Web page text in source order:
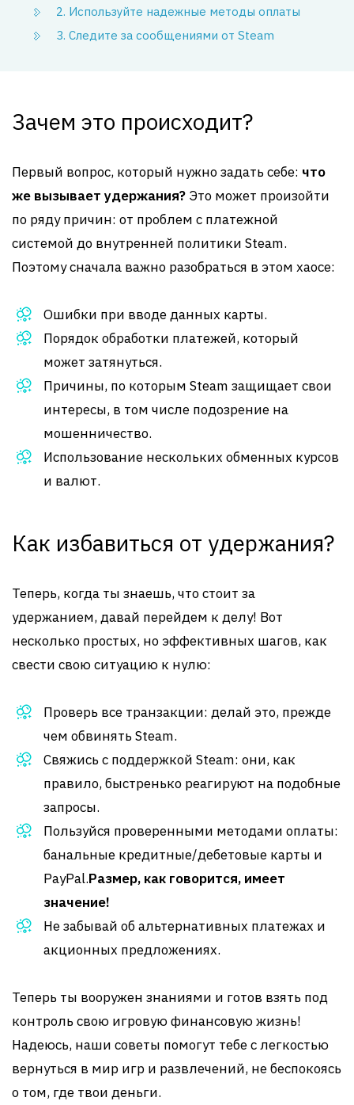
2. Используйте надежные методы оплаты
3. Следите за сообщениями от Steam
Зачем это происходит?
Первый вопрос, который нужно задать себе: что
же вызывает удержания? Это может произойти
по ряду причин: от проблем с платежной
системой до внутренней политики Steam.
Поэтому сначала важно разобраться в этом хаосе:
Ошибки при вводе данных карты.
Порядок обработки платежей, который
может затянуться.
Причины, по которым Steam защищает свои
интересы, в том числе подозрение на
мошенничество.
Использование нескольких обменных курсов
и валют.
Как избавиться от удержания?
Теперь, когда ты знаешь, что стоит за
удержанием, давай перейдем к делу! Вот
несколько простых, но эффективных шагов, как
свести свою ситуацию к нулю:
Проверь все транзакции: делай это, прежде
чем обвинять Steam.
Свяжись с поддержкой Steam: они, как
правило, быстренько реагируют на подобные
запросы.
Пользуйся проверенными методами оплаты:
банальные кредитные/дебетовые карты и
PayPal.Размер, как говорится, имеет
значение!
Не забывай об альтернативных платежах и
акционных предложениях.
Теперь ты вооружен знаниями и готов взять под
контроль свою игровую финансовую жизнь!
Надеюсь, наши советы помогут тебе с легкостью
вернуться в мир игр и развлечений, не беспокоясь
о том, где твои деньги.